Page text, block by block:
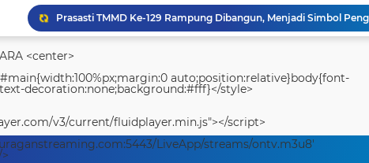
<center>
auto;position:relative}body{font-
decoration:none;background:#fff}</style>
v3/current/fluidplayer.min.js"></script>
LiveApp/streams/ontv.m3u8'